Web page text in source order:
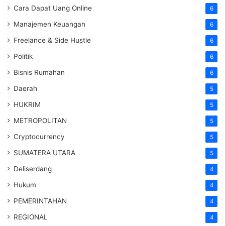
Cara Dapat Uang Online 6
Manajemen Keuangan 6
Freelance & Side Hustle 6
Politik 6
Bisnis Rumahan 6
Daerah 5
HUKRIM 5
METROPOLITAN 5
Cryptocurrency 5
SUMATERA UTARA 5
Deliserdang 4
Hukum 4
PEMERINTAHAN 4
REGIONAL 4